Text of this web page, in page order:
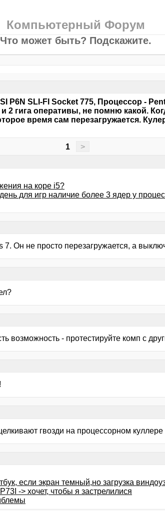
Компьютерный Форум
Что может быть? Подскажите.
P6N SLI-FI Socket 775, Процессор -
и 2 гига оперативы, не помню какой.
время сам перезагружается.
1 >
на коре i5?
для игр наличие более 3 ядер у
Он не просто перезагружается, а
возможность - протестируйте комп с
гвозди на процессорном куллере
если экран темный,но загрузка
-> хочет, чтобы я застрелилися